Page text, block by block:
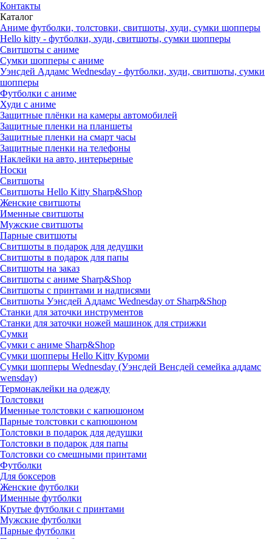
Контакты
Каталог
Аниме футболки, толстовки, свитшоты, худи, сумки шопперы
Hello kitty - футболки, худи, свитшоты, сумки шопперы
Свитшоты с аниме
Сумки шопперы с аниме
Уэнсдей Аддамс Wednesday - футболки, худи, свитшоты, сумки
шопперы
Футболки с аниме
Худи с аниме
Защитные плёнки на камеры автомобилей
Защитные пленки на планшеты
Защитные пленки на смарт часы
Защитные пленки на телефоны
Наклейки на авто, интерьерные
Носки
Свитшоты
Cвитшоты Hello Kitty Sharp&Shop
Женские свитшоты
Именные свитшоты
Мужские свитшоты
Парные свитшоты
Свитшоты в подарок для дедушки
Свитшоты в подарок для папы
Свитшоты на заказ
Свитшоты с аниме Sharp&Shop
Свитшоты с принтами и надписями
Свитшоты Уэнсдей Аддамс Wednesday от Sharp&Shop
Станки для заточки инструментов
Станки для заточки ножей машинок для стрижки
Сумки
Сумки с аниме Sharp&Shop
Сумки шопперы Hello Kitty Куроми
Сумки шопперы Wednesday (Уэнсдей Венсдей семейка аддамс
wensday)
Термонаклейки на одежду
Толстовки
Именные толстовки с капюшоном
Парные толстовки с капюшоном
Толстовки в подарок для дедушки
Толстовки в подарок для папы
Толстовки со смешными принтами
Футболки
Для боксеров
Женские футболки
Именные футболки
Крутые футболки с принтами
Мужские футболки
Парные футболки